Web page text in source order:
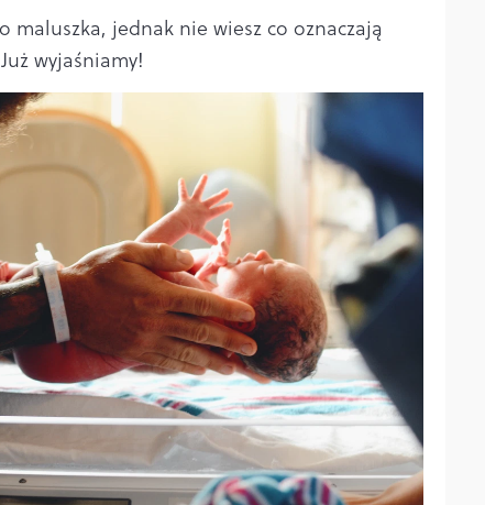
maluszka, jednak nie wiesz co oznaczają
wyjaśniamy!